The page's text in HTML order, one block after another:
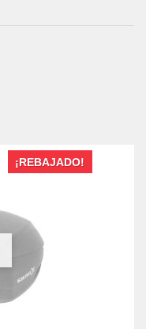
¡REBAJADO!